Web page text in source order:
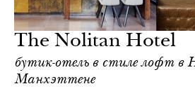
The Nolitan Hotel
бутик-отель в стиле лофт
Манхэттене
Йорк